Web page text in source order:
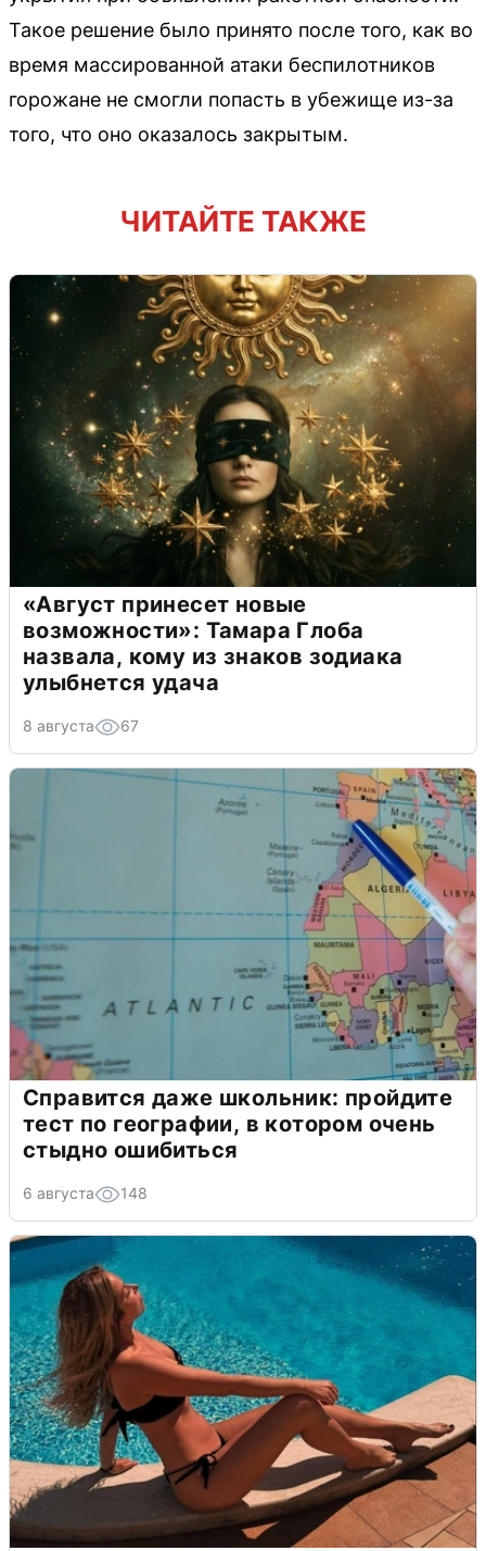
Такое решение было принято после того, как во
время массированной атаки беспилотников
горожане не смогли попасть в убежище из-за
того, что оно оказалось закрытым.
ЧИТАЙТЕ ТАКЖЕ
«Август принесет новые
возможности»: Тамара Глоба
назвала, кому из знаков зодиака
улыбнется удача
8 августа 67
Справится даже школьник: пройдите
тест по географии, в котором очень
стыдно ошибиться
6 августа 148